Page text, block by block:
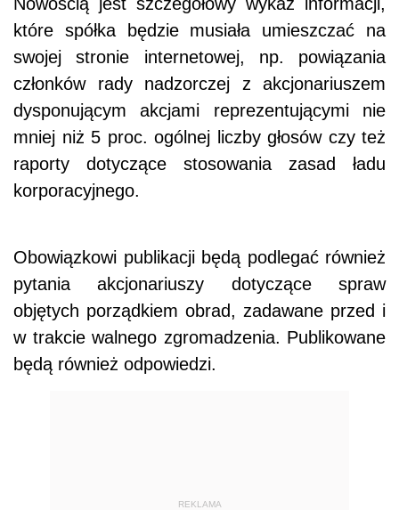
które spółka będzie musiała umieszczać na
swojej stronie internetowej, np. powiązania
członków rady nadzorczej z akcjonariuszem
dysponującym akcjami reprezentującymi nie
mniej niż 5 proc. ogólnej liczby głosów czy też
raporty dotyczące stosowania zasad ładu
korporacyjnego.
Obowiązkowi publikacji będą podlegać również
pytania akcjonariuszy dotyczące spraw
objętych porządkiem obrad, zadawane przed i
w trakcie walnego zgromadzenia. Publikowane
będą również odpowiedzi.
REKLAMA